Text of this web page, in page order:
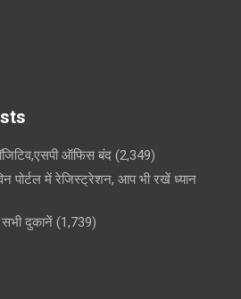
ऑफिस बंद (2,349)
पोर्टल में रेजिस्ट्रेशन, आप भी रखें ध्यान
दुकानें (1,739)